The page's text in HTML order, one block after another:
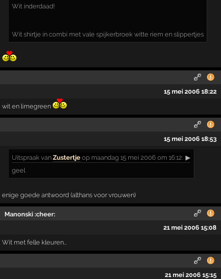
Wit inderdaad!
Wit shirtje in combi met vale spijkerbroek witte riem en slippertjes
15 mei 2006 18:22
wit en limegreen
15 mei 2006 18:53
Uitspraak vanZustertje op maandag 15 mei 2006 om 16:12: ▶
geel
enige goede antwoord (althans voor vrouwen)
Manonski :cheer:
21 mei 2006 15:08
Wit met felle kleuren...
21 mei 2006 15:15